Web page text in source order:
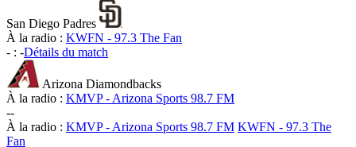
San Diego Padres
À la radio : KWFN - 97.3 The Fan
- : -Détails du match
Arizona Diamondbacks
À la radio : KMVP - Arizona Sports 98.7 FM
--
À la radio : KMVP - Arizona Sports 98.7 FM KWFN - 97.3 The
Fan